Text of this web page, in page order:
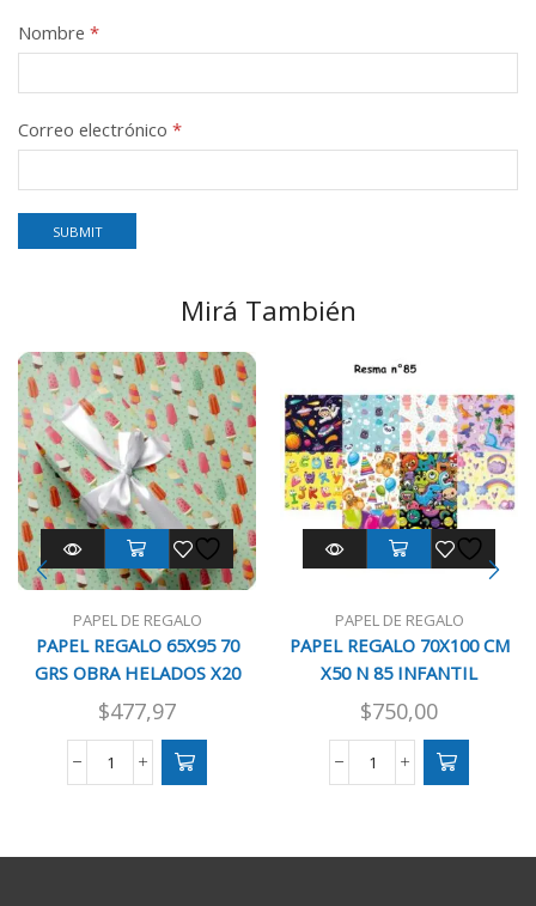
Nombre *
Correo electrónico *
Mirá También
PAPEL DE REGALO
PAPEL REGALO 65X95 70
GRS OBRA HELADOS X20
$477,97
PAPEL
GRS
PAPEL DE REGALO
PAPEL REGALO 70X100 CM
X50 N 85 INFANTIL
$750,00
PAPEL
X50